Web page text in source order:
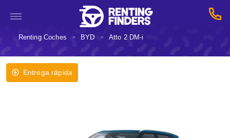
Renting Coches > BYD > Atto 2 DM-i
Entrega rápida